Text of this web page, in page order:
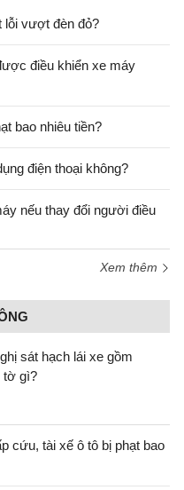
lỗi vượt đèn đỏ?
điều khiển xe máy
bao nhiêu tiền?
điện thoại không?
nếu thay đổi người điều
Xem thêm
sát hạch lái xe gồm
tờ gì?
cứu, tài xế ô tô bị phạt bao